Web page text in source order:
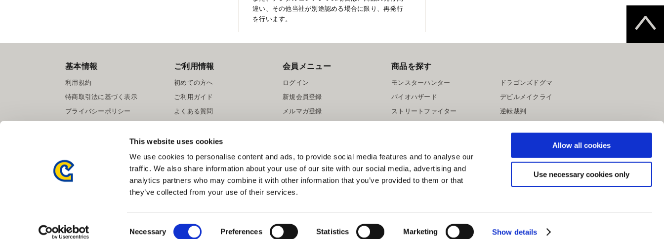
This website uses cookies
We use cookies to personalise content and ads, to provide social media features and to analyse our
traffic. We also share information about your use of our site with our social media, advertising and
analytics partners who may combine it with other information that you’ve provided to them or that
they’ve collected from your use of their services.
Selection
Necessary Preferences Statistics Marketing Show details
Allow all cookies
Use necessary cookies only
違い、その他当社が別途認める場合に限り、再発行
を行います。
基本情報
利用規約
特商取引法に基づく表示
プライバシーポリシー
ご利用情報
初めての方へ
ご利用ガイド
よくある質問
提携サイト募集
会員メニュー
ログイン
新規会員登録
メルマガ登録
商品を探す
モンスターハンター
バイオハザード
ストリートファイター
ドラゴンズドグマ
デビルメイクライ
逆転裁判
スマートフォン版を表示する